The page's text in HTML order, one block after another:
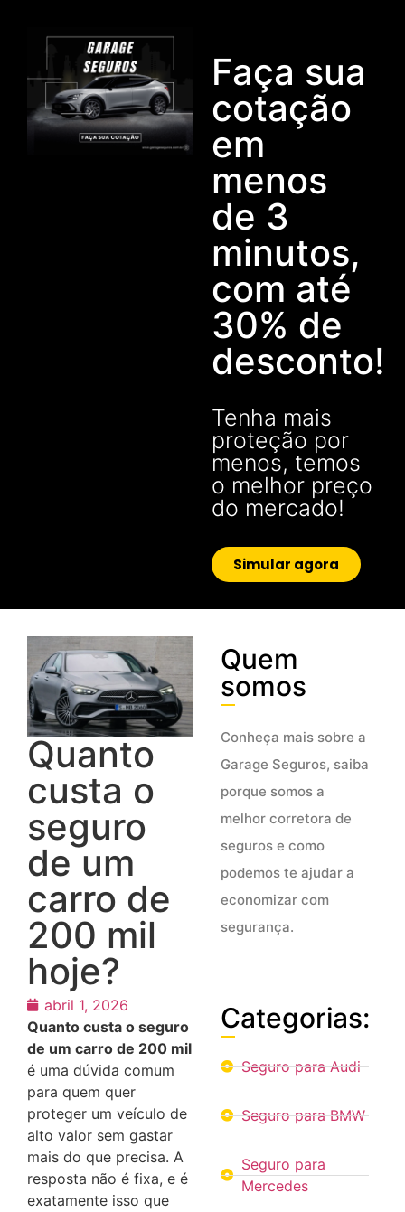
Faça sua
cotação
em
menos
de 3
minutos,
com até
30% de
desconto!
Tenha mais
proteção por
menos, temos
o melhor preço
do mercado!
Simular agora
Quanto
custa o
seguro
de um
carro de
200 mil
hoje?
abril 1, 2026
Quanto custa o seguro
de um carro de 200 mil
é uma dúvida comum
para quem quer
proteger um veículo de
alto valor sem gastar
mais do que precisa. A
resposta não é fixa, e é
exatamente isso que
Quem
somos
Conheça mais sobre a
Garage Seguros, saiba
porque somos a
melhor corretora de
seguros e como
podemos te ajudar a
economizar com
segurança.
Categorias:
Seguro para Audi
Seguro para BMW
Seguro para
Mercedes